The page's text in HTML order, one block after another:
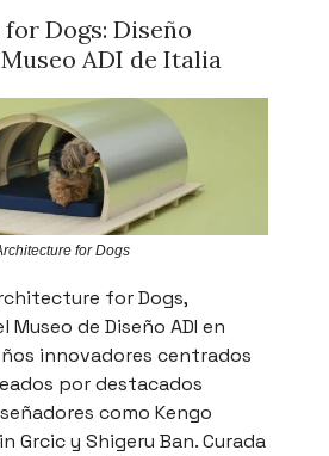
Dogs: Diseño
ADI de Italia
for Dogs
for Dogs,
de Diseño ADI en
innovadores centrados
por destacados
como Kengo
Grcic y Shigeru Ban. Curada